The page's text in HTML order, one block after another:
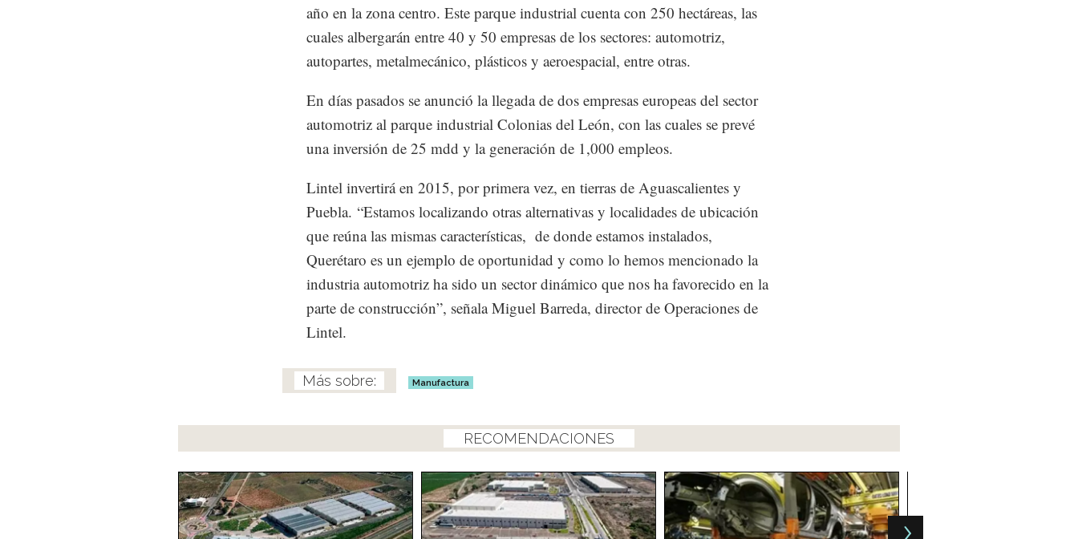
año en la zona centro. Este parque industrial cuenta con 250 hectáreas, las
cuales albergarán entre 40 y 50 empresas de los sectores: automotriz,
autopartes, metalmecánico, plásticos y aeroespacial, entre otras.
En días pasados se anunció la llegada de dos empresas europeas del sector
automotriz al parque industrial Colonias del León, con las cuales se prevé
una inversión de 25 mdd y la generación de 1,000 empleos.
Lintel invertirá en 2015, por primera vez, en tierras de Aguascalientes y
Puebla. “Estamos localizando otras alternativas y localidades de ubicación
que reúna las mismas características, de donde estamos instalados,
Querétaro es un ejemplo de oportunidad y como lo hemos mencionado la
industria automotriz ha sido un sector dinámico que nos ha favorecido en la
parte de construcción”, señala Miguel Barreda, director de Operaciones de
Lintel.
Manufactura
RECOMENDACIONES